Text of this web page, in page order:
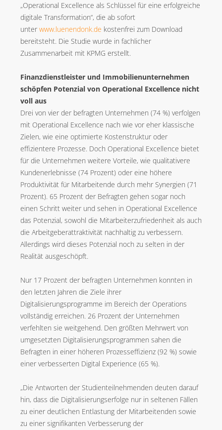
„Operational Excellence als Schlüssel für eine erfolgreiche
digitale Transformation“, die ab sofort
unter www.luenendonk.de kostenfrei zum Download
bereitsteht. Die Studie wurde in fachlicher
Zusammenarbeit mit KPMG erstellt.
Finanzdienstleister und Immobilienunternehmen
schöpfen Potenzial von Operational Excellence nicht
voll aus
Drei von vier der befragten Unternehmen (74 %) verfolgen
mit Operational Excellence nach wie vor eher klassische
Zielen, wie eine optimierte Kostenstruktur oder
effizientere Prozesse. Doch Operational Excellence bietet
für die Unternehmen weitere Vorteile, wie qualitativere
Kundenerlebnisse (74 Prozent) oder eine höhere
Produktivität für Mitarbeitende durch mehr Synergien (71
Prozent). 65 Prozent der Befragten gehen sogar noch
einen Schritt weiter und sehen in Operational Excellence
das Potenzial, sowohl die Mitarbeiterzufriedenheit als auch
die Arbeitgeberattraktivität nachhaltig zu verbessern.
Allerdings wird dieses Potenzial noch zu selten in der
Realität ausgeschöpft.
Nur 17 Prozent der befragten Unternehmen konnten in
den letzten Jahren die Ziele ihrer
Digitalisierungsprogramme im Bereich der Operations
vollständig erreichen. 26 Prozent der Unternehmen
verfehlten sie weitgehend. Den größten Mehrwert von
umgesetzten Digitalisierungsprogrammen sahen die
Befragten in einer höheren Prozesseffizienz (92 %) sowie
einer verbesserten Digital Experience (65 %).
„Die Antworten der Studienteilnehmenden deuten darauf
hin, dass die Digitalisierungserfolge nur in seltenen Fällen
zu einer deutlichen Entlastung der Mitarbeitenden sowie
zu einer signifikanten Verbesserung der